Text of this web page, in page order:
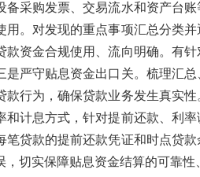
备采购发票、交易流水和资产台
用。对发现的重点事项汇总分类
款资金合规使用、流向明确。有
是严守贴息资金出口关。梳理汇
款行为，确保贷款业务发生真实
和计息方式，针对提前还款、利
笔贷款的提前还款凭证和时点贷
，切实保障贴息资金结算的可靠